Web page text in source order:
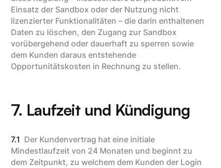
Einsatz der Sandbox oder der Nutzung nicht
lizenzierter Funktionalitäten – die darin enthaltenen
Daten zu löschen, den Zugang zur Sandbox
vorübergehend oder dauerhaft zu sperren sowie
dem Kunden daraus entstehende
Opportunitätskosten in Rechnung zu stellen.
7. Laufzeit und Kündigung
7.1 Der Kundenvertrag hat eine initiale
Mindestlaufzeit von 24 Monaten und beginnt zu
dem Zeitpunkt, zu welchem dem Kunden der Login